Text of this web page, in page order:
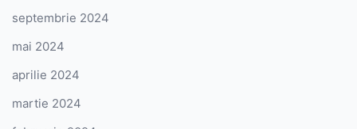
septembrie 2024
mai 2024
aprilie 2024
martie 2024